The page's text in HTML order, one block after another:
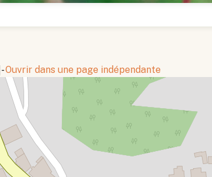
-Ouvrir dans une page indépendante